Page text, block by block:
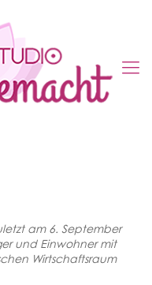
am 6. September
und Einwohner mit
Wirtschaftsraum